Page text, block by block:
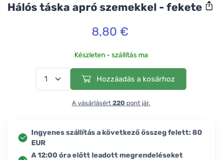
Hálós táska apró szemekkel - fekete
8,80 €
Készleten - szállítás ma
Hozzáadás a kosárhoz
A vásárlásért 220 pont jár.
Ingyenes szállítás a következő összeg felett: 80
EUR
A 12:00 óra előtt leadott megrendeléseket